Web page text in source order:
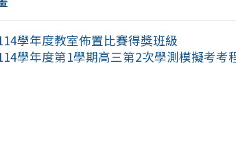
學年度教室佈置比賽得獎班級
學年度第1學期高三第2次學測模擬考考